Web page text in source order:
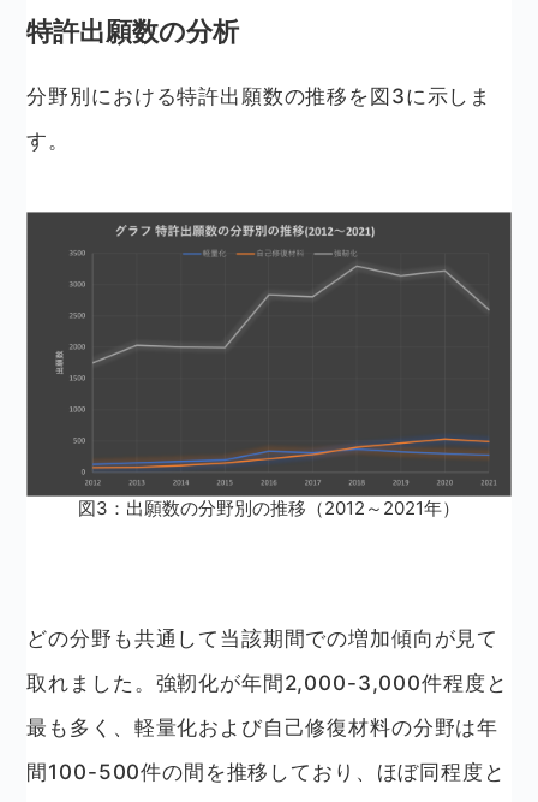
特許出願数の分析
分野別における特許出願数の推移を図3に示しま
す。
図3：出願数の分野別の推移（2012～2021年）
どの分野も共通して当該期間での増加傾向が見て
取れました。強靭化が年間2,000-3,000件程度と
最も多く、軽量化および自己修復材料の分野は年
間100-500件の間を推移しており、ほぼ同程度と